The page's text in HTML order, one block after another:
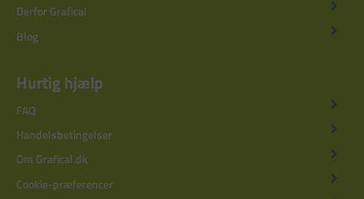
Derfor Grafical
Blog
Hurtig hjælp
FAQ
Handelsbetingelser
Om Grafical.dk
Cookie-præferencer